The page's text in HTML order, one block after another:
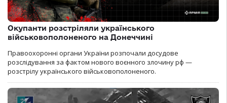
Окупанти розстріляли українського
військовополоненого на Донеччині
Правоохоронні органи України розпочали досудове
розслідування за фактом нового воєнного злочину рф —
розстрілу українського військовополоненого.